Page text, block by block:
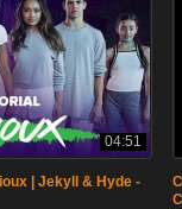
04:51
| Jekyll & Hyde -